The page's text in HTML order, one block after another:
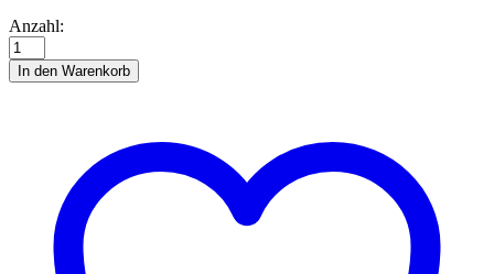
Quilling-
Modulwerkzeug
Herz
(Halb)
Anzahl:
In den Warenkorb